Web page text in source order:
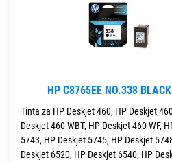
HP C8765EE NO.338
Tinta za HP Deskjet 460, HP Deskjet
Deskjet 460 WBT, HP Deskjet 460 WF,
5743, HP Deskjet 5745, HP Deskjet
Deskjet 6520, HP Deskjet 6540, HP